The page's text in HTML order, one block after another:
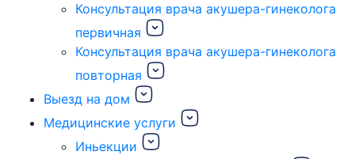
Консультация врача акушера-гинеколога
первичная
Консультация врача акушера-гинеколога
повторная
Выезд на дом
Медицинские услуги
Иньекции